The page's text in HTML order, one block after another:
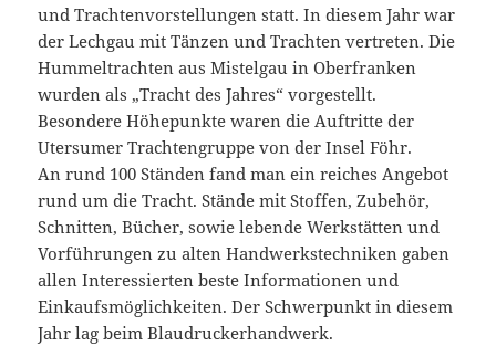
und Trachtenvorstellungen statt. In diesem Jahr war
der Lechgau mit Tänzen und Trachten vertreten. Die
Hummeltrachten aus Mistelgau in Oberfranken
wurden als „Tracht des Jahres“ vorgestellt.
Besondere Höhepunkte waren die Auftritte der
Utersumer Trachtengruppe von der Insel Föhr.
An rund 100 Ständen fand man ein reiches Angebot
rund um die Tracht. Stände mit Stoffen, Zubehör,
Schnitten, Bücher, sowie lebende Werkstätten und
Vorführungen zu alten Handwerkstechniken gaben
allen Interessierten beste Informationen und
Einkaufsmöglichkeiten. Der Schwerpunkt in diesem
Jahr lag beim Blaudruckerhandwerk.